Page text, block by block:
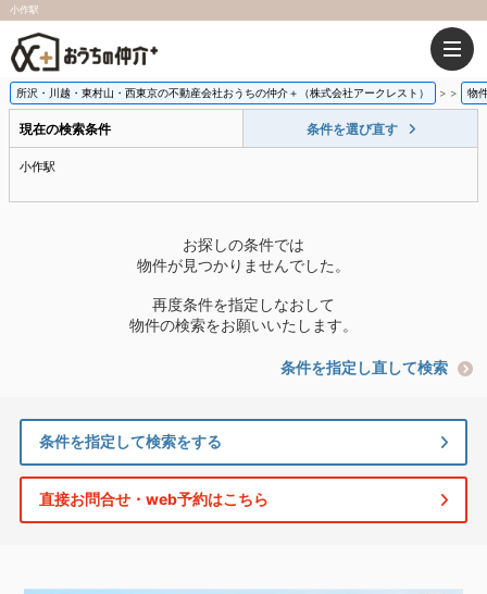
小作駅
所沢・川越・東村山・西東京の不動産会社おうちの仲介＋（株式会社アークレスト） > 物
現在の検索条件 条件を選び直す
小作駅
お探しの条件では
物件が見つかりませんでした。
再度条件を指定しなおして
物件の検索をお願いいたします。
条件を指定し直して検索
条件を指定して検索をする
直接お問合せ・web予約はこちら